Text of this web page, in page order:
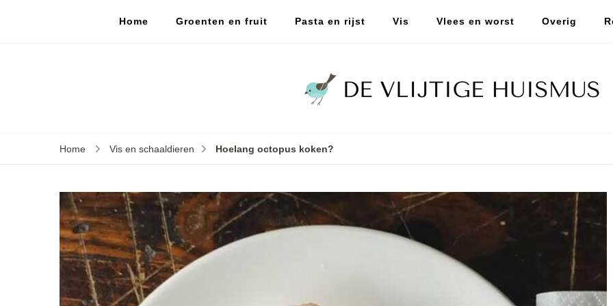
Home Groenten en fruit Pasta en rijst Vis Vlees en worst Overig
Home Vis en schaaldieren Hoelang octopus koken?